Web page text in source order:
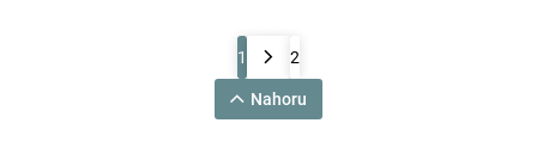
1 2
Nahoru